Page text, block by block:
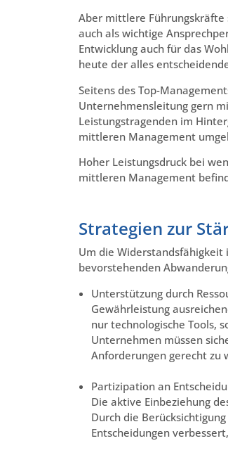
Aber mittlere Führungskräfte
auch als wichtige
Entwicklung auch für das
heute der alles
Seitens des Top-
Unternehmensleitung gern
Leistungstragenden im
mittleren Management
Hoher Leistungsdruck bei
mittleren Management
Strategien zur
Um die
bevorstehenden
Unterstützung durch
Gewährleistung
nur technologische Tools,
Unternehmen müssen
Anforderungen gerecht zu
Partizipation an
Die aktive Einbeziehung
Durch die
Entscheidungen